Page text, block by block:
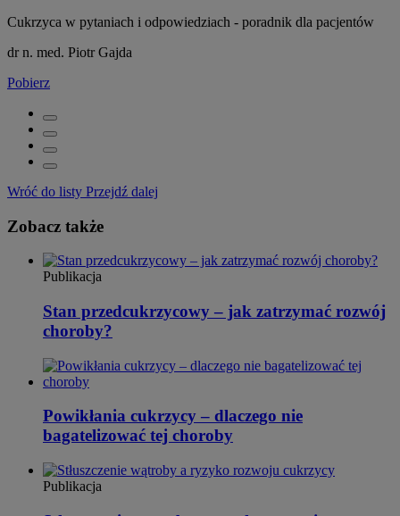
Cukrzyca w pytaniach i odpowiedziach - poradnik dla pacjentów
dr n. med. Piotr Gajda
Pobierz
Wróć do listy Przejdź dalej
Zobacz także
Publikacja
Stan przedcukrzycowy – jak zatrzymać rozwój
choroby?
Powikłania cukrzycy – dlaczego nie
bagatelizować tej choroby
Publikacja